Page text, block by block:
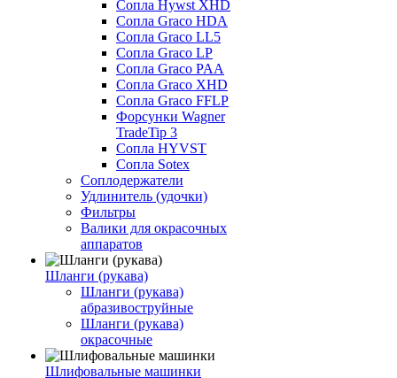
Сопла Hywst XHD
Сопла Graco HDA
Сопла Graco LL5
Сопла Graco LP
Сопла Graco PAA
Сопла Graco XHD
Сопла Graco FFLP
Форсунки Wagner
TradeTip 3
Сопла HYVST
Сопла Sotex
Соплодержатели
Удлинитель (удочки)
Фильтры
Валики для окрасочных
аппаратов
Шланги (рукава)
Шланги (рукава)
абразивоструйные
Шланги (рукава)
окрасочные
Шлифовальные машинки